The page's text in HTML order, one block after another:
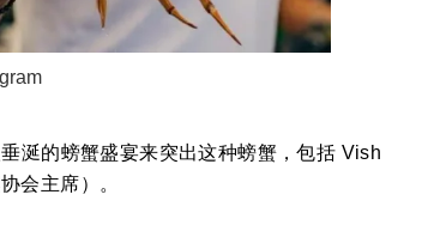
涎的螃蟹盛宴来突出这种螃蟹，包括 Vish
会主席）。